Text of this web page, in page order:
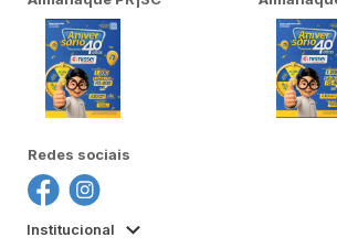
Redes sociais
Institucional